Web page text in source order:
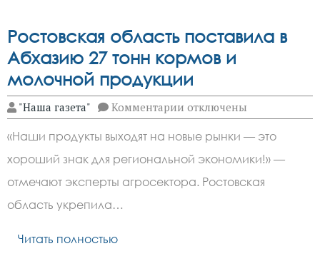
Ростовская область поставила в
Абхазию 27 тонн кормов и
молочной продукции
"Наша газета" Комментарии к
записи
область
поставила
в
Абхазию
27
отключены
«Наши продукты выходят на новые рынки — это
хороший знак для региональной экономики!» —
отмечают эксперты агросектора. Ростовская
область укрепила…
Читать полностью